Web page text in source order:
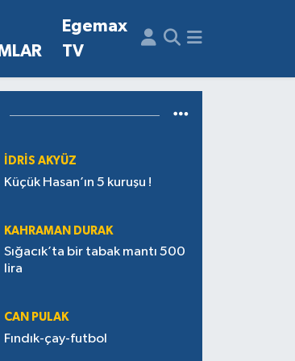
Egemax
TV
İDRIS AKYÜZ
Küçük Hasan’ın 5 kuruşu !
KAHRAMAN DURAK
Sığacık’ta bir tabak mantı 500
lira
CAN PULAK
Fındık-çay-futbol